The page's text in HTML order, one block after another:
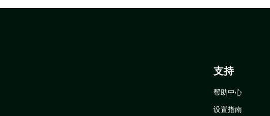
支持
帮助中心
设置指南